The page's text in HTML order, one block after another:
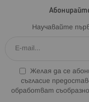
Научавайте
Желая да се
съгласие
обработват съобразно